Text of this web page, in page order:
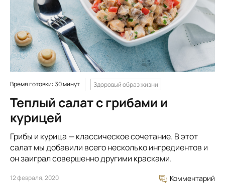
Время готовки: 30 минут Здоровый образ жизни
Теплый салат с грибами и
курицей
Грибы и курица — классическое сочетание. В этот
салат мы добавили всего несколько ингредиентов и
он заиграл совершенно другими красками.
12 февраля, 2020 Комментарий